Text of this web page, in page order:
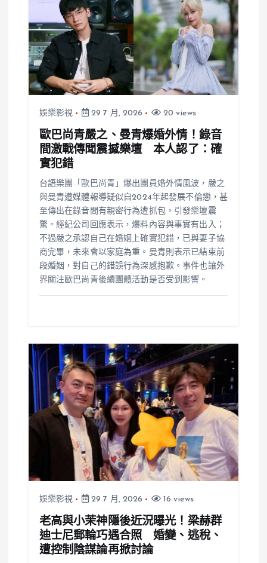
娛樂影視 29 7 月, 2026 20 views
歐巴尚青嚴之、曼青爆婚外情！錄音
間激戰傳聞震撼樂壇 本人認了：確
實犯錯
台語樂團「歐巴尚青」爆出團員婚外情風波，嚴之
與曼青遭媒體報導疑似自2024年起發展不倫戀，甚
至傳出在錄音間有親密行為遭抓包，引發樂壇震
驚。經紀公司回應表示，爆料內容與事實有出入；
不過嚴之承認自己在婚姻上確實犯錯，已與妻子協
商完畢，未來會以家庭為重。曼青則表示已結束前
段婚姻，對自己的錯誤行為深感抱歉。事件也讓外
界關注歐巴尚青後續團體活動是否受到影響。
娛樂影視 29 7 月, 2026 16 views
老高與小茉神隱後近況曝光！梁赫群
迪士尼郵輪巧遇合照 婚變、逃稅、
遭控制陰謀論再掀討論